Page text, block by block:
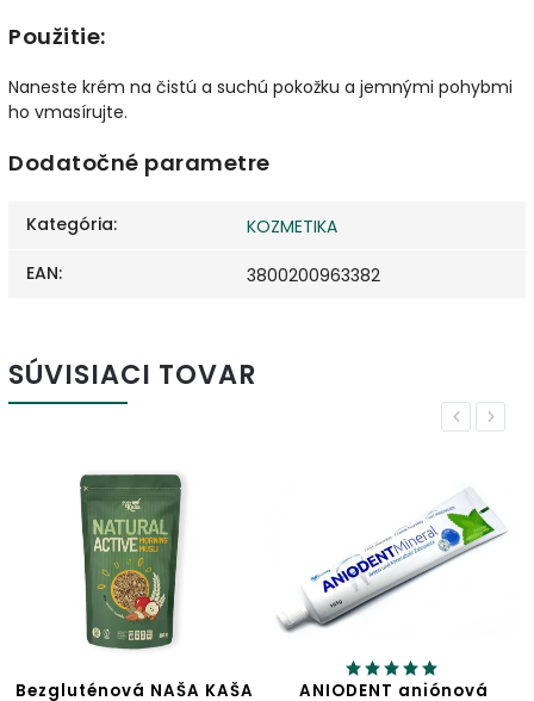
Použitie:
Naneste krém na čistú a suchú pokožku a jemnými pohybmi
ho vmasírujte.
Dodatočné parametre
Kategória:
KOZMETIKA
EAN: 3800200963382
SÚVISIACI TOVAR
Previous
Bezgluténová NAŠA KAŠA
ANIODENT aniónová
Next